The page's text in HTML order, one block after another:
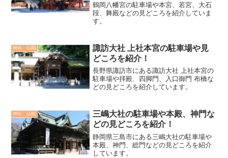
鶴岡八幡宮の駐車場や本宮、若宮、大石
段、舞殿などの見どころを紹介していま
す。
神社、仏閣
諏訪大社 上社本宮の駐車場や見
どころを紹介！
長野県諏訪市にある諏訪大社 上社本宮の
駐車場や拝殿、四脚門、入口御門 布橋な
どの見どころを紹介しています。
神社、仏閣
三嶋大社の駐車場や本殿、神門な
どの見どころを紹介！
静岡県三島市にある三嶋大社の駐車場や
本殿、神門、総門などの見どころを紹介
しています。